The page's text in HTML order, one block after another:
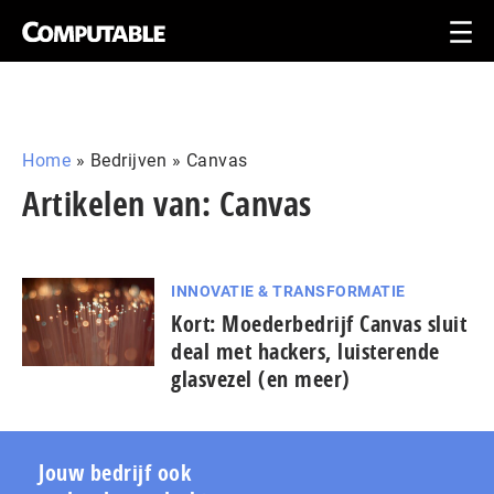
Home » Bedrijven » Canvas
Artikelen van: Canvas
INNOVATIE & TRANSFORMATIE
Kort: Moe­der­be­drijf Canvas sluit
deal met hackers, luisterende
glasvezel (en meer)
Jouw bedrijf ook